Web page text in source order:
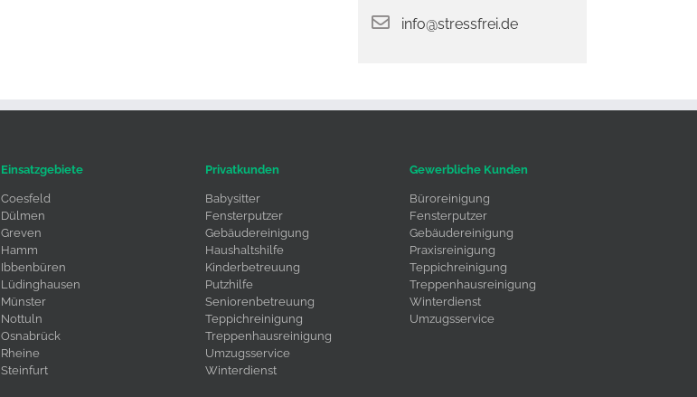
info@stressfrei.de
Einsatzgebiete
Coesfeld
Dülmen
Greven
Hamm
Ibbenbüren
Lüdinghausen
Münster
Nottuln
Osnabrück
Rheine
Steinfurt
Privatkunden
Babysitter
Fensterputzer
Gebäudereinigung
Haushaltshilfe
Kinderbetreuung
Putzhilfe
Seniorenbetreuung
Teppichreinigung
Treppenhausreinigung
Umzugsservice
Winterdienst
Gewerbliche Kunden
Büroreinigung
Fensterputzer
Gebäudereinigung
Praxisreinigung
Teppichreinigung
Treppenhausreinigung
Winterdienst
Umzugsservice